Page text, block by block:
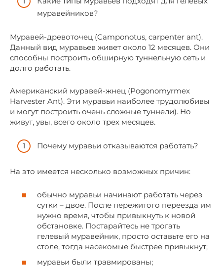
муравейников?
Муравей-древоточец (Camponotus, carpenter ant).
Данный вид муравьев живет около 12 месяцев. Они
способны построить обширную туннельную сеть и
долго работать.
Американский муравей-жнец (Pogonomyrmex
Harvester Ant). Эти муравьи наиболее трудолюбивы
и могут построить очень сложные туннели). Но
живут, увы, всего около трех месяцев.
Почему муравьи отказываются работать?
На это имеется несколько возможных причин:
обычно муравьи начинают работать через
сутки – двое. После пережитого переезда им
нужно время, чтобы привыкнуть к новой
обстановке. Постарайтесь не трогать
гелевый муравейник, просто оставьте его на
столе, тогда насекомые быстрее привыкнут;
муравьи были травмированы;